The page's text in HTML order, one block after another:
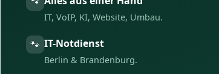
IT, VoIP, KI, Website, Umbau.
🐾 IT-Notdienst
Berlin & Brandenburg.